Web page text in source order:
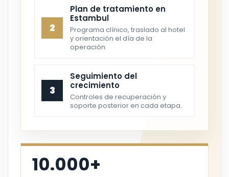
2
Plan de tratamiento en
Estambul
Programa clínico, traslado al hotel
y orientación el día de la
operación.
3
Seguimiento del
crecimiento
Controles de recuperación y
soporte posterior en cada etapa.
10.000+